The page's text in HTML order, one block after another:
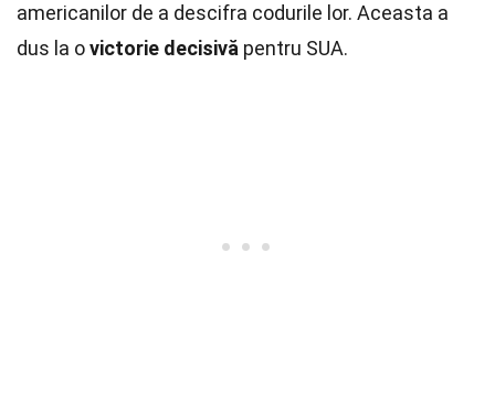
americanilor de a descifra codurile lor. Aceasta a
dus la ovictorie decisivă pentru SUA.